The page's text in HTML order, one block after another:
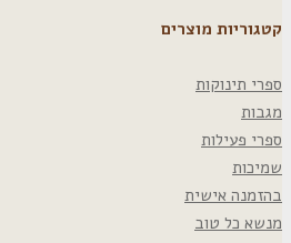
קטגוריות מוצרים
ספרי תינוקות
מגבות
ספרי פעילות
שמיכות
בהזמנה אישית
מנשא כל טוב